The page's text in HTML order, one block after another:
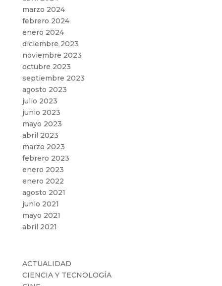
marzo 2024
febrero 2024
enero 2024
diciembre 2023
noviembre 2023
octubre 2023
septiembre 2023
agosto 2023
julio 2023
junio 2023
mayo 2023
abril 2023
marzo 2023
febrero 2023
enero 2023
enero 2022
agosto 2021
junio 2021
mayo 2021
abril 2021
ACTUALIDAD
CIENCIA Y TECNOLOGÍA